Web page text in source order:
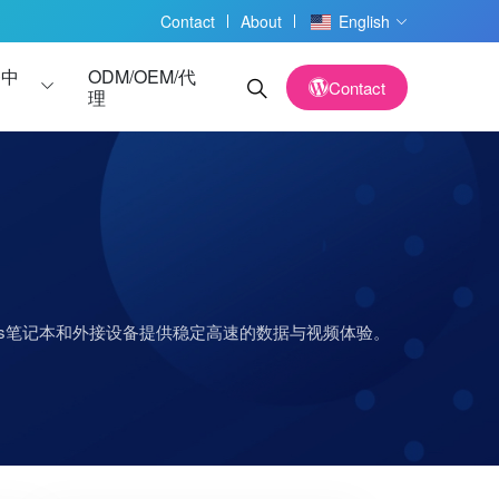
Contact About English
ODM/OEM/代
理
Contact
记本和外接设备提供稳定高速的数据与视频体验。